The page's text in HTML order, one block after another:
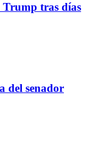
Trump tras días
del senador